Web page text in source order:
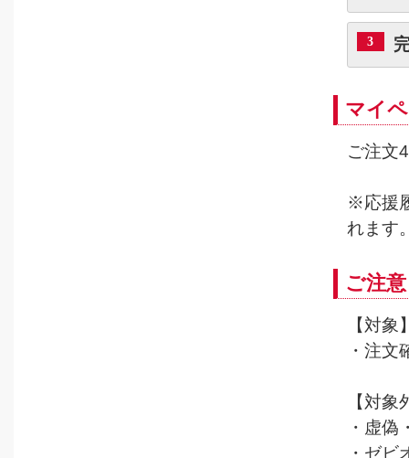
3
マイ
ご注文
※応援
れます
ご注意
【対象
・注
【対象
・虚
・ゼ